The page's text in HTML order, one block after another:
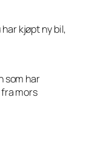
kjøpt ny bil,
som har
mors